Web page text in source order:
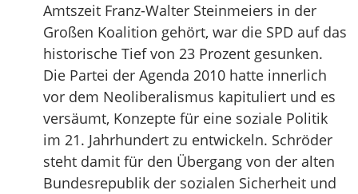
Amtszeit Franz-Walter Steinmeiers in der
Großen Koalition gehört, war die SPD auf das
historische Tief von 23 Prozent gesunken.
Die Partei der Agenda 2010 hatte innerlich
vor dem Neoliberalismus kapituliert und es
versäumt, Konzepte für eine soziale Politik
im 21. Jahrhundert zu entwickeln. Schröder
steht damit für den Übergang von der alten
Bundesrepublik der sozialen Sicherheit und